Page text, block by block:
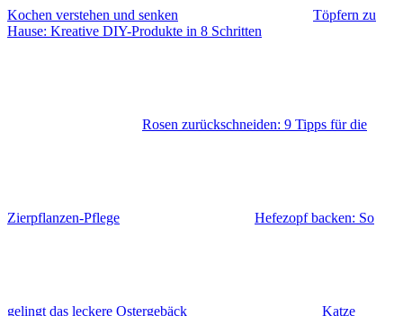
Kochen verstehen und senken
Töpfern zu
Hause: Kreative DIY-Produkte in 8 Schritten
Rosen zurückschneiden: 9 Tipps für die
Zierpflanzen-Pflege Hefezopf backen: So
gelingt das leckere Ostergebäck
Katze